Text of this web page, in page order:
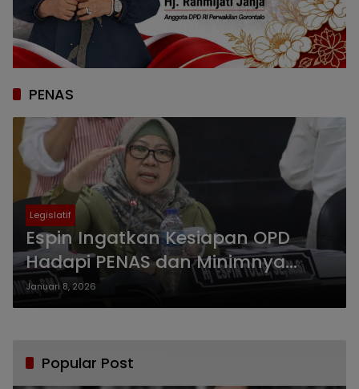
PENAS
Legislatif
Espin Ingatkan Kesiapan OPD
Hadapi PENAS dan Minimnya
Kontribusi PAD dari Alat Berat
Januari 8, 2026
Popular Post